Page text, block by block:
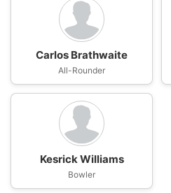
Carlos Brathwaite
All-Rounder
Kesrick Williams
Bowler